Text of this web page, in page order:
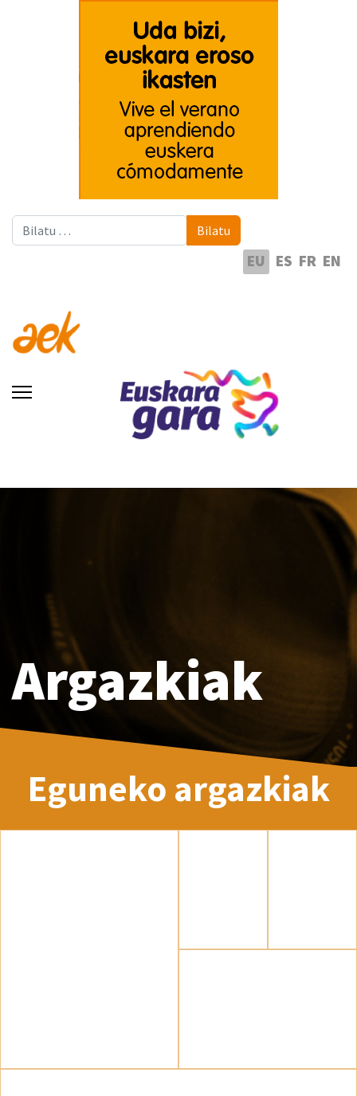
Bilatu Bilatu
EU ES FR EN
Argazkiak
Eguneko argazkiak